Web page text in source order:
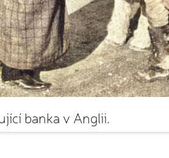
banka v Anglii.